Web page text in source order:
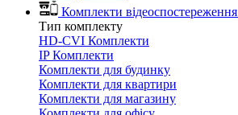
Комплекти відеоспостереження
Тип комплекту
HD-CVI Комплекти
IP Комплекти
Комплекти для будинку
Комплекти для квартири
Комплекти для магазину